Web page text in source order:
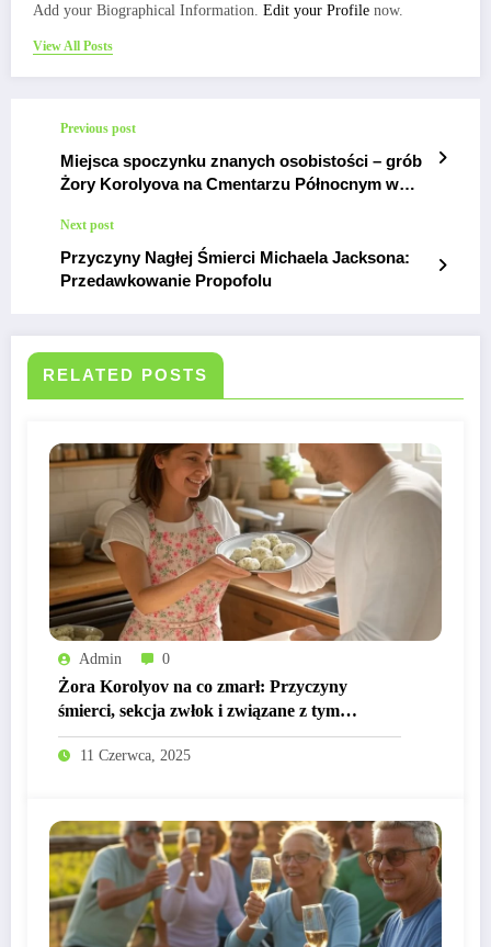
Add your Biographical Information. Edit your Profile now.
View All Posts
Previous post
Miejsca spoczynku znanych osobistości – grób
Żory Korolyova na Cmentarzu Północnym w
Next post
Przyczyny Nagłej Śmierci Michaela Jacksona:
Przedawkowanie Propofolu
RELATED POSTS
Admin 0
Żora Korolyov na co zmarł: Przyczyny
śmierci, sekcja zwłok i związane z tym
kontrowersje
11 Czerwca, 2025